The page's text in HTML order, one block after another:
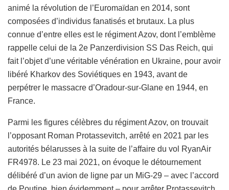
animé la révolution de l’Euromaïdan en 2014, sont
composées d’individus fanatisés et brutaux. La plus
connue d’entre elles est le régiment Azov, dont l’emblème
rappelle celui de la 2e Panzerdivision SS Das Reich, qui
fait l’objet d’une véritable vénération en Ukraine, pour avoir
libéré Kharkov des Soviétiques en 1943, avant de
perpétrer le massacre d’Oradour-sur-Glane en 1944, en
France.
Parmi les figures célèbres du régiment Azov, on trouvait
l’opposant Roman Protassevitch, arrêté en 2021 par les
autorités bélarusses à la suite de l’affaire du vol RyanAir
FR4978. Le 23 mai 2021, on évoque le détournement
délibéré d’un avion de ligne par un MiG-29 – avec l’accord